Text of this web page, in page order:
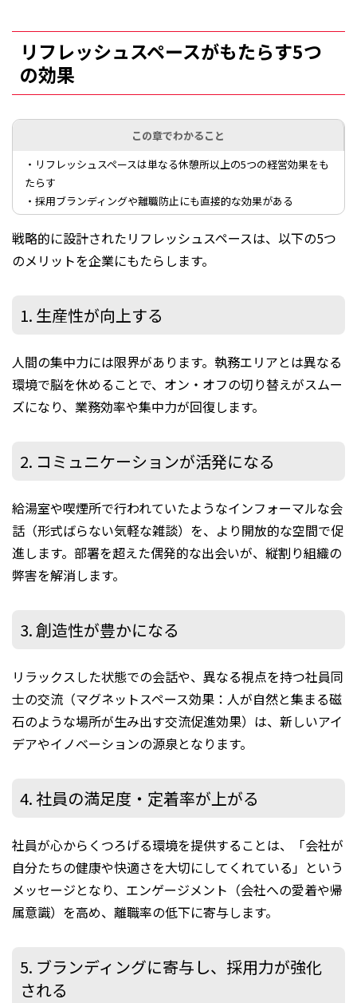
リフレッシュスペースがもたらす5つ
の効果
この章でわかること
・リフレッシュスペースは単なる休憩所以上の5つの経営効果をも
たらす
・採用ブランディングや離職防止にも直接的な効果がある
戦略的に設計されたリフレッシュスペースは、以下の5つ
のメリットを企業にもたらします。
1. 生産性が向上する
人間の集中力には限界があります。執務エリアとは異なる
環境で脳を休めることで、オン・オフの切り替えがスムー
ズになり、業務効率や集中力が回復します。
2. コミュニケーションが活発になる
給湯室や喫煙所で行われていたようなインフォーマルな会
話（形式ばらない気軽な雑談）を、より開放的な空間で促
進します。部署を超えた偶発的な出会いが、縦割り組織の
弊害を解消します。
3. 創造性が豊かになる
リラックスした状態での会話や、異なる視点を持つ社員同
士の交流（マグネットスペース効果：人が自然と集まる磁
石のような場所が生み出す交流促進効果）は、新しいアイ
デアやイノベーションの源泉となります。
4. 社員の満足度・定着率が上がる
社員が心からくつろげる環境を提供することは、「会社が
自分たちの健康や快適さを大切にしてくれている」という
メッセージとなり、エンゲージメント（会社への愛着や帰
属意識）を高め、離職率の低下に寄与します。
5. ブランディングに寄与し、採用力が強化
される